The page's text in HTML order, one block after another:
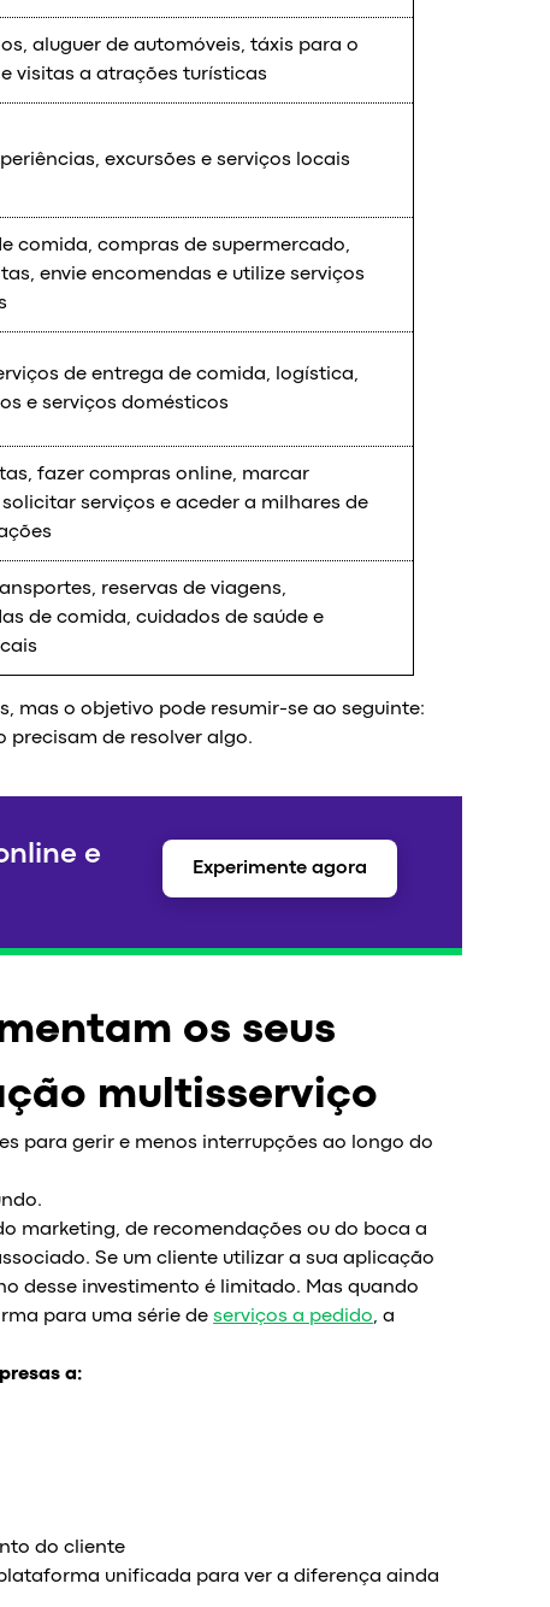
aluguer de automóveis, táxis para o
visitas a atrações turísticas
excursões e serviços locais
comida, compras de supermercado,
envie encomendas e utilize serviços
de entrega de comida, logística,
e serviços domésticos
fazer compras online, marcar
serviços e aceder a milhares de
reservas de viagens,
de comida, cuidados de saúde e
mas o objetivo pode resumir-se ao seguinte:
precisam de resolver algo.
e
Experimente agora
os seus
multisserviço
para gerir e menos interrupções ao longo do
marketing, de recomendações ou do boca a
Se um cliente utilizar a sua aplicação
desse investimento é limitado. Mas quando
para uma série de serviços a pedido, a
a:
do cliente
unificada para ver a diferença ainda